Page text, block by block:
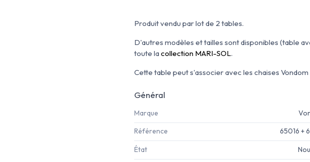
Produit vendu par lot de 2 tables.
D'autres modèles et tailles sont disponibles (table
toute lacollection MARI-SOL.
Cette table peut s'associer avec les chaises
Général
Marque
Référence 65016 +
État